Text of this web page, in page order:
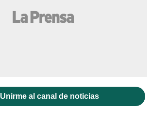
Unirme al canal de noticias